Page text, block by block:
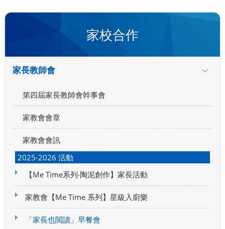
家校合作
家長教師會
第四屆家長教師會幹事會
家教會會章
家教會會訊
2025-2026 活動
【Me Time系列‧陶泥創作】家長活動
家教會【Me Time 系列】星級入廚樂
「家長也閲讀」早餐會